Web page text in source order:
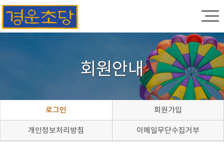
회원안내
로그인 회원가입
개인정보처리방침 이메일무단수집거부